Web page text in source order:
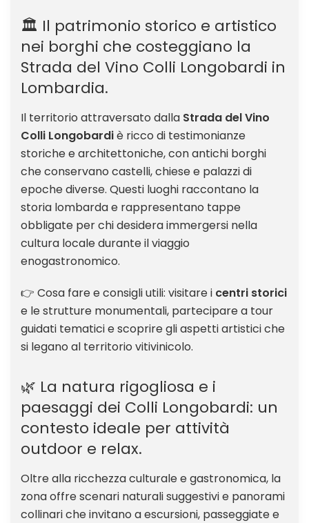
🏛️ Il patrimonio storico e artistico
nei borghi che costeggiano la
Strada del Vino Colli Longobardi in
Lombardia.
Il territorio attraversato dalla Strada del Vino
Colli Longobardiè ricco di testimonianze
storiche e architettoniche, con antichi borghi
che conservano castelli, chiese e palazzi di
epoche diverse. Questi luoghi raccontano la
storia lombarda e rappresentano tappe
obbligate per chi desidera immergersi nella
cultura locale durante il viaggio
enogastronomico.
👉 Cosa fare e consigli utili: visitare i centri storici
e le strutture monumentali, partecipare a tour
guidati tematici e scoprire gli aspetti artistici che
si legano al territorio vitivinicolo.
🌿 La natura rigogliosa e i
paesaggi dei Colli Longobardi: un
contesto ideale per attività
outdoor e relax.
Oltre alla ricchezza culturale e gastronomica, la
zona offre scenari naturali suggestivi e panorami
collinari che invitano a escursioni, passeggiate e